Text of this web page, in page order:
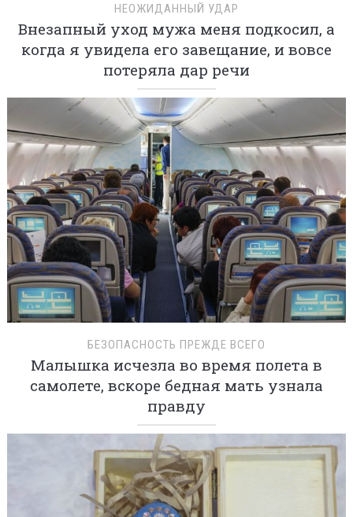
НЕОЖИДАННЫЙ УДАР
Внезапный уход мужа меня подкосил, а
когда я увидела его завещание, и вовсе
потеряла дар речи
БЕЗОПАСНОСТЬ ПРЕЖДЕ ВСЕГО
Малышка исчезла во время полета в
самолете, вскоре бедная мать узнала
правду